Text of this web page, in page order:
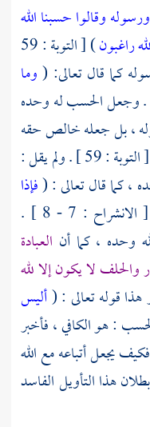
وقالوا حسبنا الله
راغبون
) [ التوبة : 59
كما قال تعالى: (وما
: 7 ] . وجعل الحسب له وحده
، بل جعله خالص حقه
) [ التوبة : 59 ] . ولم يقل :
، كما قال تعالى : (فإذا
) [ الانشراح : 7 - 8 ] .
وحده ، كما أن العبادة
والحلف لا يكون إلا لله
هذا قوله تعالى : (أليس
36 ] . فالحسب : هو الكافي ، فأخبر
يجعل أتباعه مع الله
هذا التأويل الفاسد